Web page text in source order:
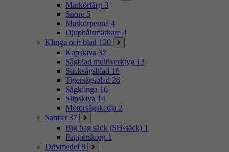
Markörfärg 3
Snöre 5
Markörpenna 4
Djuphålsmärkare 4
Klinga och blad 120
Kapskiva 32
Sågblad multiverktyg 13
Sticksågsblad 16
Tigersågsblad 26
Sågklinga 16
Slipskiva 14
Motorsågskedja 2
Sanitet 37
Big bag säck (SH-säck) 1
Papperskorg 1
Drivmedel 8